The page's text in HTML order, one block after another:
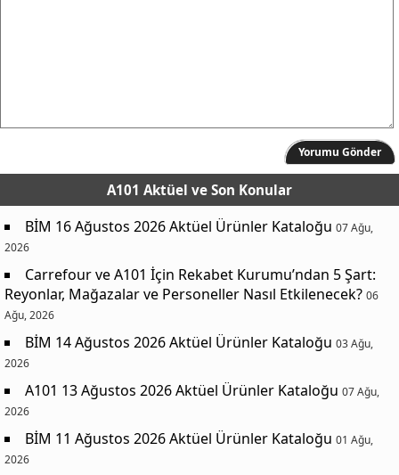
Yorumu Gönder
A101 Aktüel ve Son Konular
BİM 16 Ağustos 2026 Aktüel Ürünler Kataloğu 07 Ağu,
2026
Carrefour ve A101 İçin Rekabet Kurumu’ndan 5 Şart:
Reyonlar, Mağazalar ve Personeller Nasıl Etkilenecek? 06
Ağu, 2026
BİM 14 Ağustos 2026 Aktüel Ürünler Kataloğu 03 Ağu,
2026
A101 13 Ağustos 2026 Aktüel Ürünler Kataloğu 07 Ağu,
2026
BİM 11 Ağustos 2026 Aktüel Ürünler Kataloğu 01 Ağu,
2026